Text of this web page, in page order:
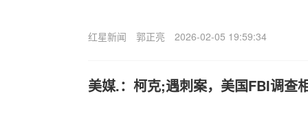
红星新闻 郭正亮 2026-02-05 19:59:34
美媒.：柯克;遇刺案，美国FBI调查